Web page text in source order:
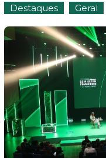
Destaques Geral